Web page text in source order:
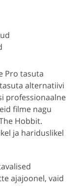
Pro tasuta
alternatiivi
professionaalne
filme nagu
Hobbit.
ja hariduslikel
ajajoonel, vaid